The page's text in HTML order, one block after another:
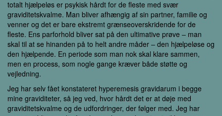
totalt hjælpeløs er psykisk hårdt for de fleste med svær
graviditetskvalme. Man bliver afhængig af sin partner, familie og
venner og det er bare ekstremt grænseoverskridende for de
fleste. Ens parforhold bliver sat på den ultimative prøve – man
skal til at se hinanden på to helt andre måder – den hjælpeløse og
den hjælpende. En periode som man nok skal klare sammen,
men en process, som nogle gange kræver både støtte og
vejledning.
Jeg har selv fået konstateret hyperemesis gravidarum i begge
mine graviditeter, så jeg ved, hvor hårdt det er at døje med
graviditetskvalme og de udfordringer, der følger med. Jeg har